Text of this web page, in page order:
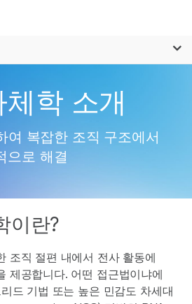
학 소개
여 복잡한 조직 구조에서
으로 해결
이란?
조직 절편 내에서 전사 활동에
제공합니다. 어떤 접근법이냐에
드 기법 또는 높은 민감도 차세대
콘텐츠를 확인하실 수
분야를 선택해 주세요:
임상 종양학 연구
생식 보건 연구
연구